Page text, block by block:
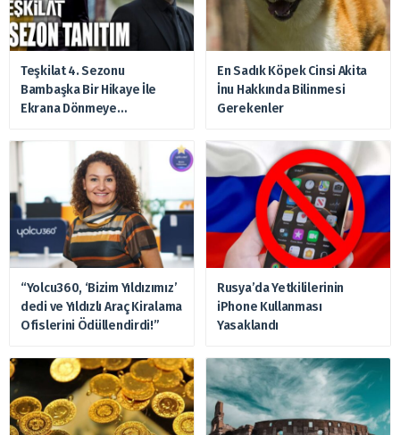
Teşkilat 4. Sezonu
Bambaşka Bir Hikaye İle
Ekrana Dönmeye
En Sadık Köpek Cinsi Akita
İnu Hakkında Bilinmesi
Gerekenler
“Yolcu360, ‘Bizim Yıldızımız’
dedi ve Yıldızlı Araç Kiralama
Ofislerini Ödüllendirdi!”
Rusya’da Yetkililerinin
iPhone Kullanması
Yasaklandı